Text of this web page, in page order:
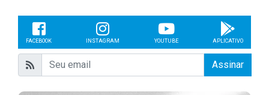
FACEBOOK INSTAGRAM YOUTUBE APLICATIVO
Assinar